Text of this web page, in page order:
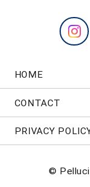
HOME
CONTACT
PRIVACY
©